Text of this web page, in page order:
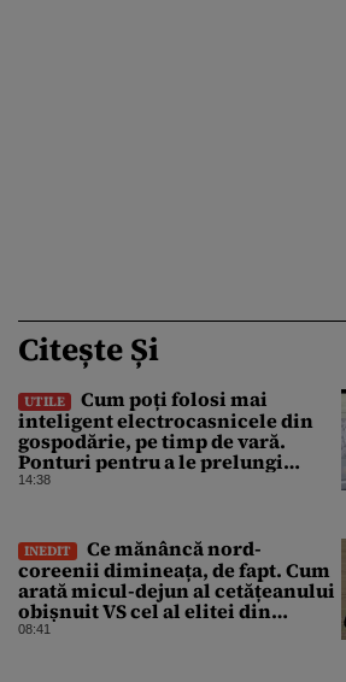
Citește Și
UTILE
Cum poți folosi mai
inteligent electrocasnicele din
gospodărie, pe timp de vară.
Ponturi pentru a le prelungi
durata de viață
14:38
INEDIT
Ce mănâncă nord-
coreenii dimineața, de fapt. Cum
arată micul-dejun al cetățeanului
obișnuit VS cel al elitei din
Phenian
08:41